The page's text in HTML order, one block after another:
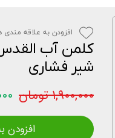
گالری فیلم
اخبار و مقالات
استعلام قیمت
شیر فشاری
۱,۹۰۰,۰۰۰ تومان
افزودن
افزودن به علاقه مندی